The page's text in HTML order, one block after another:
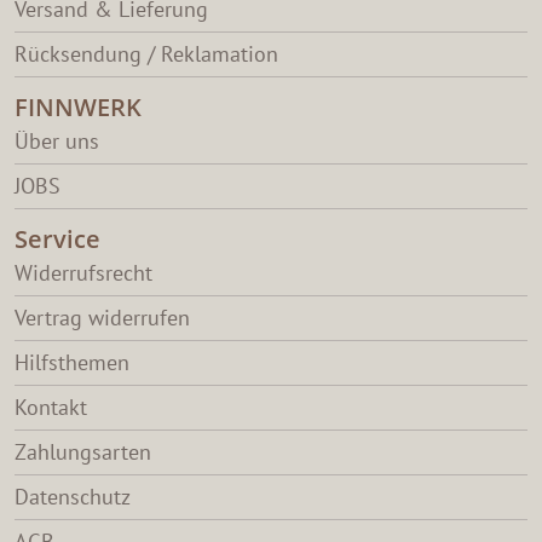
Versand & Lieferung
Rücksendung / Reklamation
FINNWERK
Über uns
JOBS
Service
Widerrufsrecht
Vertrag widerrufen
Hilfsthemen
Kontakt
Zahlungsarten
Datenschutz